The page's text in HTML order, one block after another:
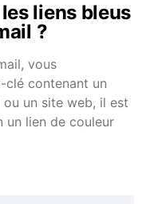
liens bleus
?
vous
clé contenant un
un site web, il est
un lien de couleur